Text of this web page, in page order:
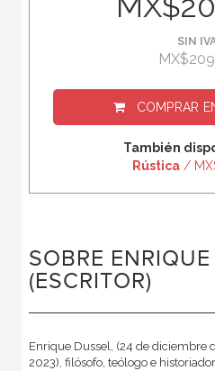
SIN
COMPRAR
También
Rústica/
SOBRE
(ESCRITOR)
Enrique Dussel, (24 de diciembre
2023), filósofo, teólogo e